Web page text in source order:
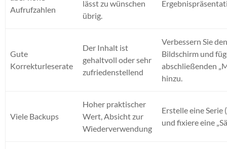
Aufrufzahlen
lässt zu wünschen
übrig.
Gute
Korrekturleserate
Der Inhalt ist
gehaltvoll oder sehr
zufriedenstellend
Verbessern Sie
Bildschirm und
abschließenden
hinzu.
Viele Backups
Hoher praktischer
Wert, Absicht zur
Wiederverwendung
Erstelle eine
und fixiere eine